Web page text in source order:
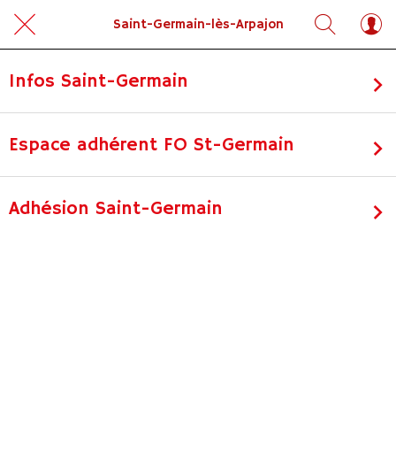
Saint-Germain-lès-Arpajon
Infos Saint-Germain
Espace adhérent FO St-Germain
Adhésion Saint-Germain